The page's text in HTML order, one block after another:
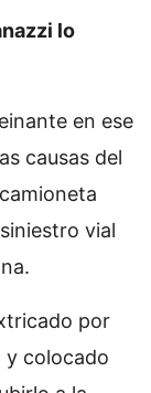
lo
en ese
causas del
vial
por
y colocado